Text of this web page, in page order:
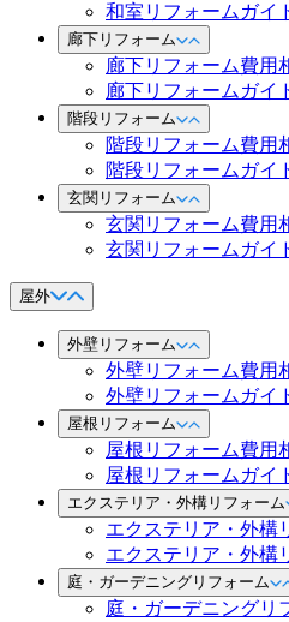
和室リフォームガイ
廊下リフォーム
廊下リフォーム費用
廊下リフォームガイ
階段リフォーム
階段リフォーム費用
階段リフォームガイ
玄関リフォーム
玄関リフォーム費用
玄関リフォームガイ
屋外
外壁リフォーム
外壁リフォーム費用
外壁リフォームガイ
屋根リフォーム
屋根リフォーム費用
屋根リフォームガイ
エクステリア・外構リフォーム
エクステリア・外構
エクステリア・外構
庭・ガーデニングリフォーム
庭・ガーデニングリ